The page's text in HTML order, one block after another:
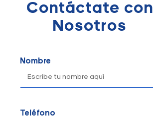
Contáctate con
Nosotros
Nombre
Teléfono